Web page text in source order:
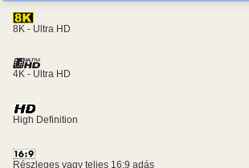
8K - Ultra HD
4K - Ultra HD
High Definition
Részleges vagy teljes 16:9 adás